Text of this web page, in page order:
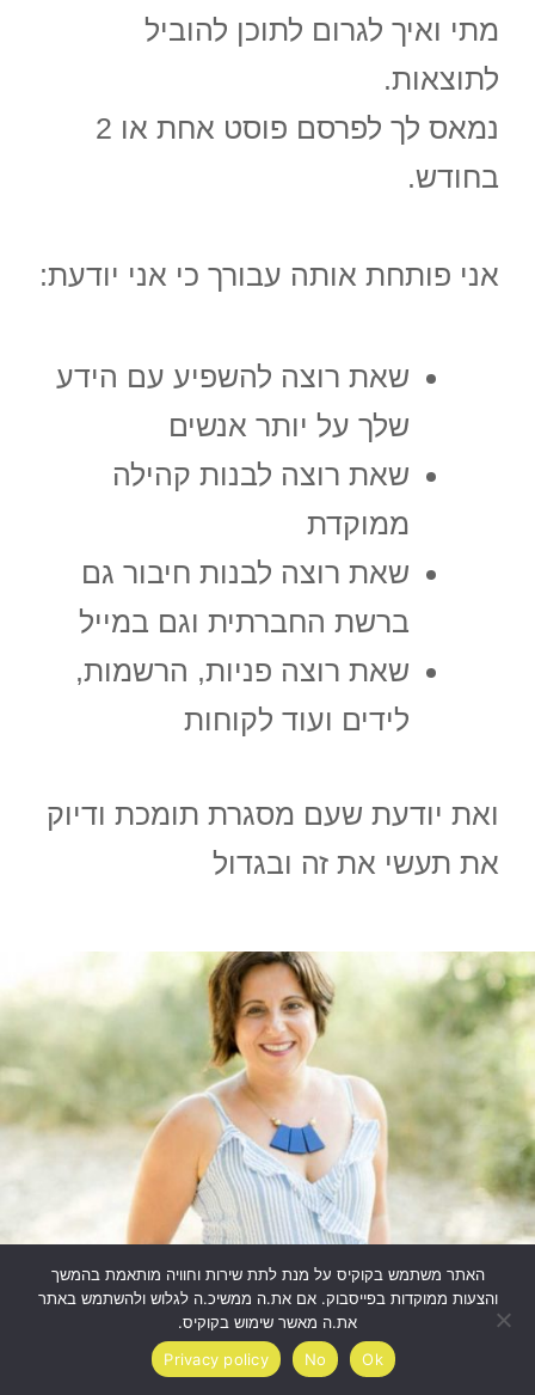
מתי ואיך לגרום לתוכן להוביל
לתוצאות.
נמאס לך לפרסם פוסט אחת או 2
בחודש.
אני פותחת אותה עבורך כי אני יודעת:
שאת רוצה להשפיע עם הידע
שלך על יותר אנשים
שאת רוצה לבנות קהילה
ממוקדת
שאת רוצה לבנות חיבור גם
ברשת החברתית וגם במייל
שאת רוצה פניות, הרשמות,
לידים ועוד לקוחות
ואת יודעת שעם מסגרת תומכת ודיוק
את תעשי את זה ובגדול
אני מלווה נשים לכתיבה ונראות כבר
האתר משתמש בקוקיס על מנת לתת שירות וחוויה מותאמת בהמשך
והצעות ממוקדות בפייסבוק. אם את.ה ממשיכ.ה לגלוש ולהשתמש באתר
את.ה מאשר שימוש בקוקיס.
Ok
No
Privacy policy